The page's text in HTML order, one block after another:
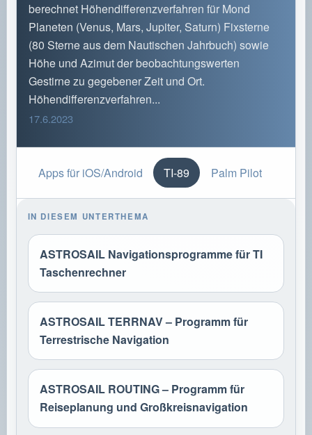
berechnet Höhendifferenzverfahren für Mond
Planeten (Venus, Mars, Jupiter, Saturn) Fixsterne
(80 Sterne aus dem Nautischen Jahrbuch) sowie
Höhe und Azimut der beobachtungswerten
Gestirne zu gegebener Zeit und Ort.
Höhendifferenzverfahren...
17.6.2023
Apps für iOS/Android TI-89 Palm Pilot
IN DIESEM UNTERTHEMA
ASTROSAIL Navigationsprogramme für TI
Taschenrechner
ASTROSAIL TERRNAV – Programm für
Terrestrische Navigation
ASTROSAIL ROUTING – Programm für
Reiseplanung und Großkreisnavigation